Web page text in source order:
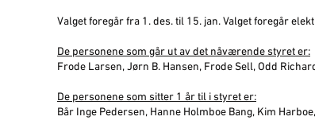
Valget foregår fra 1. des. til 15. jan. Valget foregår
De personene som går ut av det nåværende styret er:
Frode Larsen, Jørn B. Hansen, Frode Sell, Odd
De personene som sitter 1 år til i styret er:
Bår Inge Pedersen, Hanne Holmboe Bang, Kim